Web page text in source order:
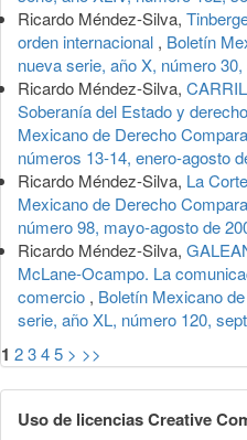
Ricardo Méndez-Silva,
orden internacional , Boletín
nueva serie, año X, número
Ricardo Méndez-Silva,
Soberanía del Estado y
Mexicano de Derecho
números 13-14, enero-agosto
Ricardo Méndez-Silva, La
Mexicano de Derecho
número 98, mayo-agosto de
Ricardo Méndez-Silva,
McLane-Ocampo. La
comercio , Boletín Mexicano
serie, año XL, número 120,
1 2345 > >>
Uso de licencias Creative